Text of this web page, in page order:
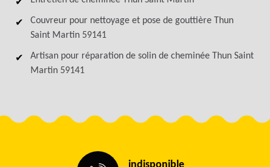
Couvreur pour nettoyage et pose de gouttière Thun
Saint Martin 59141
Artisan pour réparation de solin de cheminée Thun Saint
Martin 59141